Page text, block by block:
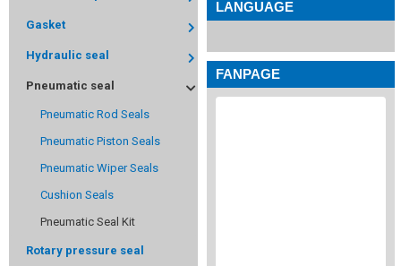
Gasket
Hydraulic seal
Pneumatic seal
Pneumatic Rod Seals
Pneumatic Piston Seals
Pneumatic Wiper Seals
Cushion Seals
Pneumatic Seal Kit
Rotary pressure seal
LANGUAGE
FANPAGE